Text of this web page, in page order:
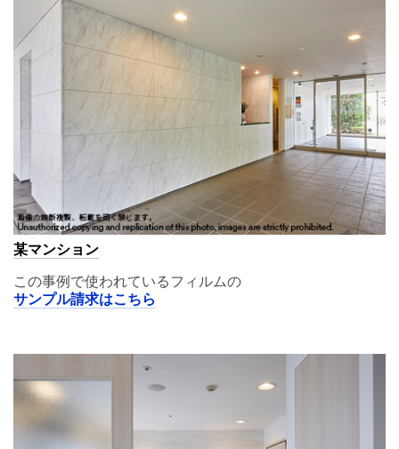
某マンション
この事例で使われているフィルムの
サンプル請求はこちら